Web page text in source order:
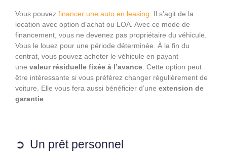
Vous pouvez financer une auto en leasing . Il s’agit de la
location avec option d’achat ou LOA. Avec ce mode de
financement, vous ne devenez pas propriétaire du véhicule.
Vous le louez pour une période déterminée. À la fin du
contrat, vous pouvez acheter le véhicule en payant
une valeur résiduelle fixée à l’avance . Cette option peut
être intéressante si vous préférez changer régulièrement de
voiture. Elle vous fera aussi bénéficier d’une extension de
garantie
Un prêt personnel